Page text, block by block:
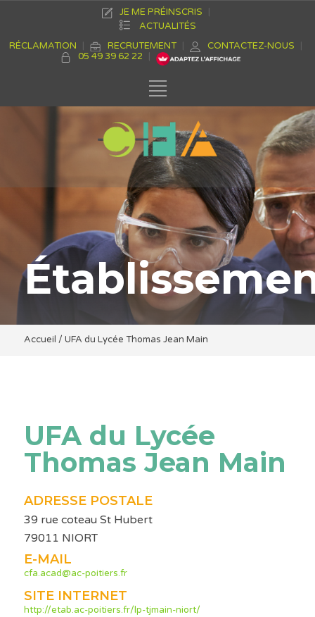
JE ME PRÉINSCRIS
ACTUALITÉS
RÉCLAMATION
RECRUTEMENT
CONTACTEZ-NOUS
05 49 39 62 22
Accueil / UFA du Lycée Thomas Jean Main
UFA du Lycée
Thomas Jean Main
ADRESSE POSTALE
39 rue coteau St Hubert
79011 NIORT
E-MAIL
cfa.acad@ac-poitiers.fr
SITE INTERNET
http://etab.ac-poitiers.fr/lp-tjmain-niort/